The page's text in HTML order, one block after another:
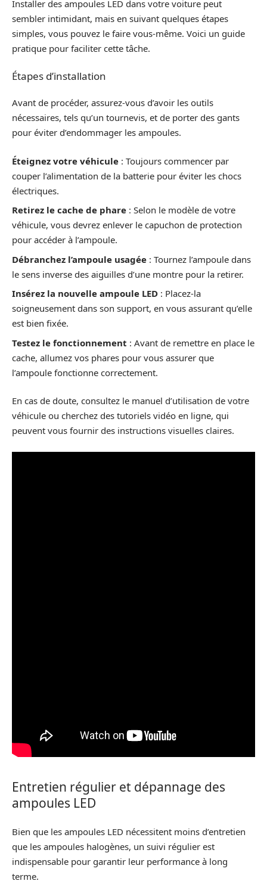
Installer des ampoules LED dans votre voiture peut
sembler intimidant, mais en suivant quelques étapes
simples, vous pouvez le faire vous-même. Voici un guide
pratique pour faciliter cette tâche.
Étapes d’installation
Avant de procéder, assurez-vous d’avoir les outils
nécessaires, tels qu’un tournevis, et de porter des gants
pour éviter d’endommager les ampoules.
Éteignez votre véhicule : Toujours commencer par
couper l’alimentation de la batterie pour éviter les chocs
électriques.
Retirez le cache de phare : Selon le modèle de votre
véhicule, vous devrez enlever le capuchon de protection
pour accéder à l’ampoule.
Débranchez l’ampoule usagée : Tournez l’ampoule dans
le sens inverse des aiguilles d’une montre pour la retirer.
Insérez la nouvelle ampoule LED : Placez-la
soigneusement dans son support, en vous assurant qu’elle
est bien fixée.
Testez le fonctionnement : Avant de remettre en place le
cache, allumez vos phares pour vous assurer que
l’ampoule fonctionne correctement.
En cas de doute, consultez le manuel d’utilisation de votre
véhicule ou cherchez des tutoriels vidéo en ligne, qui
peuvent vous fournir des instructions visuelles claires.
Entretien régulier et dépannage des
ampoules LED
Bien que les ampoules LED nécessitent moins d’entretien
que les ampoules halogènes, un suivi régulier est
indispensable pour garantir leur performance à long
terme.